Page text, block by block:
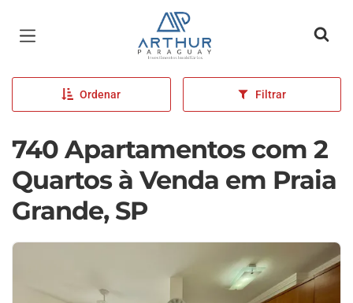
Página inicial
Ordenar Filtrar
740 Apartamentos com 2
Quartos à Venda em Praia
Grande, SP